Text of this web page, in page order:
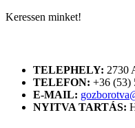
Keressen minket!
TELEPHELY: 2730
TELEFON: +36 (53)
E-MAIL:
NYITVA TARTÁS: